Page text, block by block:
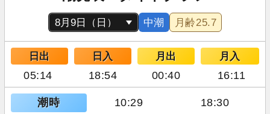
中潮 月齢25.7
日出 日入 月出 月入
05:14 18:54 00:40 16:11
潮時 10:29 18:30